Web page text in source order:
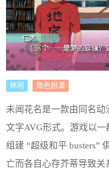
休闲 角色扮演
未闻花名是一款由同名
文字AVG形式。游戏以
组建 “超级和平 busters”
亡而各自心存芥蒂导致